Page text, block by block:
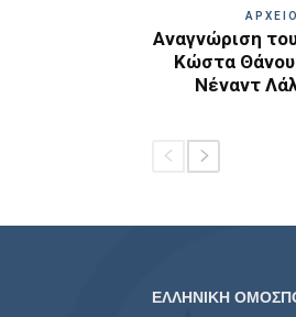
ΑΡΧΕΙΟ
Αναγνώριση
Κώστα
Νέναντ
ΕΛΛΗΝΙΚΗ